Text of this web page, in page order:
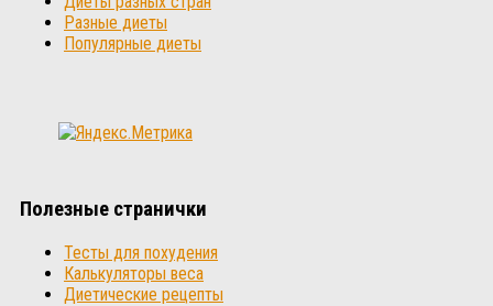
Разные диеты
Популярные диеты
Полезные странички
Тесты для похудения
Калькуляторы веса
Диетические рецепты